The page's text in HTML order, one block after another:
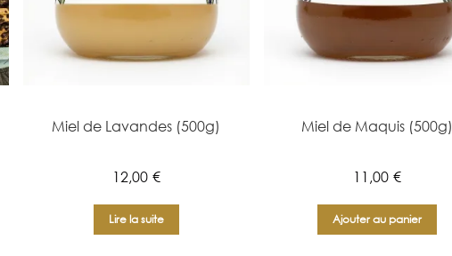
Miel de Lavandes (500g)
12,00 €
Lire la suite
Miel de Maquis (500g)
11,00 €
Ajouter au panier